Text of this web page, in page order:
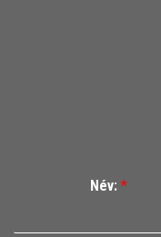
Név: *